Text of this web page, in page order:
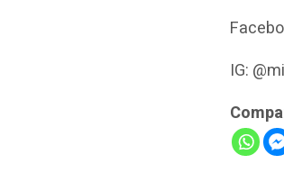
IG: